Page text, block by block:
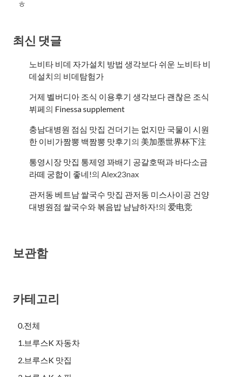
ㅎ
최신 댓글
노비타 비데 자가설치 방법 생각보다 쉬운 노비타 비
데설치의 비데탐험가
거제 벨버디아 조식 이용후기 생각보다 괜찮은 조식
뷔페의 ​Finessa supplement
충남대병원 점심 맛집 건더기는 없지만 국물이 시원
한 이비가짬뽕 백짬뽕 맛후기의 美加墨世界杯下注
통영시장 맛집 통제영 꽈배기 공갈호떡과 바다소금
라떼 궁합이 좋네!의 Alex23nax
관저동 베트남 쌀국수 맛집 관저동 미스사이공 건양
대병원점 쌀국수와 볶음밥 냠냠하자!의 爱电竞
보관함
카테고리
0.전체
1.브루스K 자동차
2.브루스K 맛집